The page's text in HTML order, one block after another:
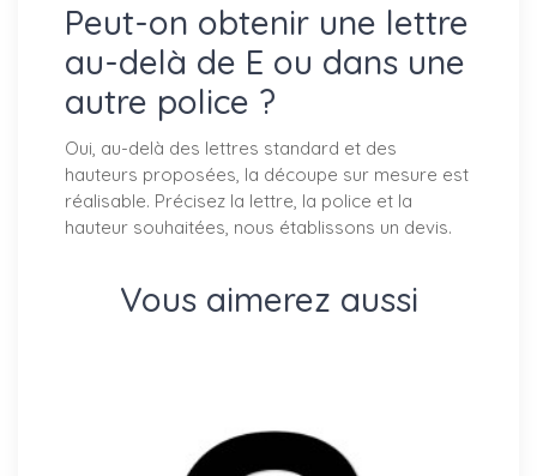
Peut-on obtenir une lettre
au-delà de E ou dans une
autre police ?
Oui, au-delà des lettres standard et des
hauteurs proposées, la découpe sur mesure est
réalisable. Précisez la lettre, la police et la
hauteur souhaitées, nous établissons un devis.
Vous aimerez aussi